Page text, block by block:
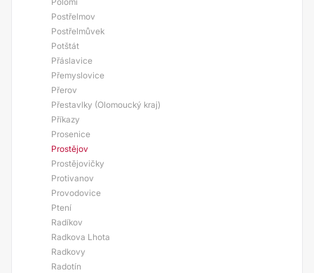
Postřelmov
Postřelmůvek
Potštát
Přáslavice
Přemyslovice
Přerov
Přestavlky (Olomoucký kraj)
Příkazy
Prosenice
Prostějov
Prostějovičky
Protivanov
Provodovice
Ptení
Radíkov
Radkova Lhota
Radkovy
Radotín